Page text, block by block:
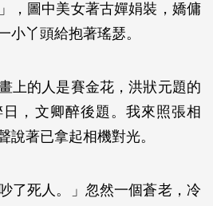
，圖中美女著古嬋娟裝，嬌傭
小丫頭給抱著瑤瑟。
上的人是賽金花，洪狀元題的
，文卿醉後題。我來照張相
說著已拿起相機對光。
了死人。」忽然一個蒼老，冷